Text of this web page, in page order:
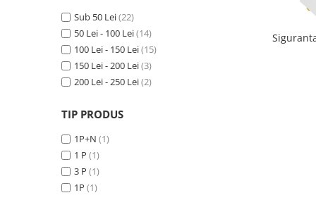
ACCESORII INSTALATII ELECTRICE
Canal cablu metalic
Canal cablu PVC
Elemente imbinare
Tuburi flexibile
Sub 50 Lei(22)
50 Lei - 100 Lei(14)
100 Lei - 150 Lei(15)
150 Lei - 200 Lei(3)
200 Lei - 250 Lei(2)
TIP PRODUS
1P+N (1)
1 P (1)
3 P (1)
1P (1)